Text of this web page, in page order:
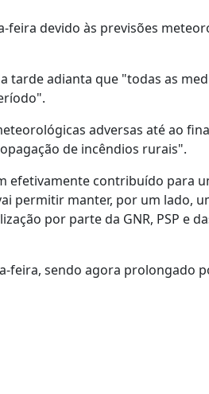
feira devido às previsões
tarde adianta que "todas as
adversas até ao
de incêndios rurais".
efetivamente contribuído para
permitir manter, por um lado,
por parte da GNR, PSP e
feira, sendo agora prolongado